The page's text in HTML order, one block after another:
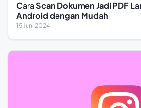
Cara Scan Dokumen Jadi PDF
Android dengan Mudah
15 Juni 2024